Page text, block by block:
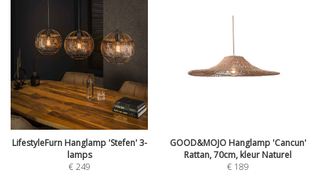
LifestyleFurn Hanglamp 'Stefen' 3-
lamps
€249
GOOD&MOJO Hanglamp 'Cancun'
Rattan, 70cm, kleur Naturel
€ 189